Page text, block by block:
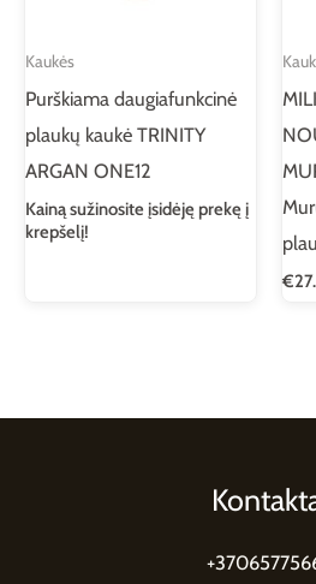
Kaukės
Purškiama daugiafunkcinė
plaukų kaukė TRINITY
ARGAN ONE12
Kainą sužinosite įsidėję prekę į
krepšelį!
€